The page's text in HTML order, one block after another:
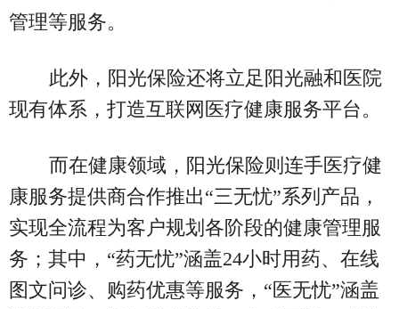
管理等服务。
此外，阳光保险还将立足阳光融和医院
现有体系，打造互联网医疗健康服务平台。
而在健康领域，阳光保险则连手医疗健
康服务提供商合作推出“三无忧”系列产品，
实现全流程为客户规划各阶段的健康管理服
务；其中，“药无忧”涵盖24小时用药、在线
图文问诊、购药优惠等服务，“医无忧”涵盖